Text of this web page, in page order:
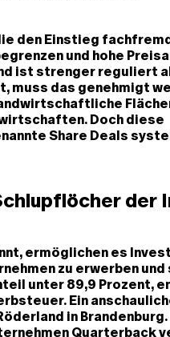
den Einstieg
und hohe
ist strenger reguliert
das genehmigt
Doch diese
Share Deals
der
ermöglichen es
zu erwerben und
unter 89,9 Prozent,
Ein
in Brandenburg.
Quarterback